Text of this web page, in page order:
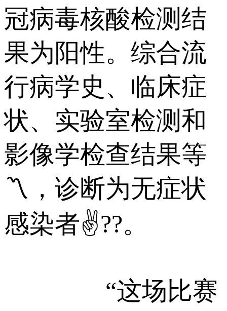
冠病毒核酸检测结
果为阳性。综合流
行病学史、临床症
状、实验室检测和
影像学检查结果等
〽，诊断为无症状
感染者✌??。
“这场比赛